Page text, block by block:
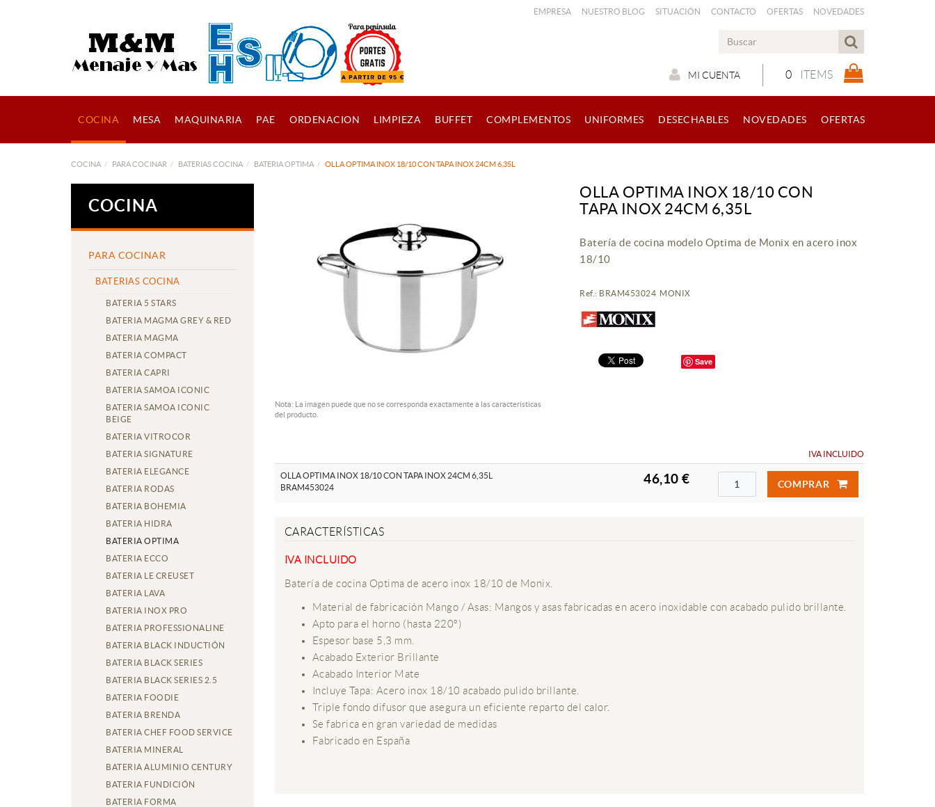
EMPRESA NUESTRO BLOG SITUACIÓN CONTACTO OFERTAS NOVEDADES
0 ITEMS
MI CUENTA
COCINA MESA MAQUINARIA PAE ORDENACION LIMPIEZA BUFFET COMPLEMENTOS UNIFORMES DESECHABLES NOVEDADES OFERTAS
COCINA PARA COCINAR BATERIAS COCINA BATERIA OPTIMA OLLA OPTIMA INOX 18/10 CON TAPA INOX 24CM 6,35L
COCINA
PARA COCINAR
BATERIAS COCINA
BATERIA 5 STARS
BATERIA MAGMA GREY & RED
BATERIA MAGMA
BATERIA COMPACT
BATERIA CAPRI
BATERIA SAMOA ICONIC
BATERIA SAMOA ICONIC
BEIGE
BATERIA VITROCOR
BATERIA SIGNATURE
BATERIA ELEGANCE
BATERIA RODAS
BATERIA BOHEMIA
BATERIA HIDRA
BATERIA OPTIMA
BATERIA ECCO
BATERIA LE CREUSET
BATERIA LAVA
BATERIA INOX PRO
BATERIA PROFESSIONALINE
BATERIA BLACK INDUCTIÓN
BATERIA BLACK SERIES
BATERIA BLACK SERIES 2.5
BATERIA FOODIE
BATERIA BRENDA
BATERIA CHEF FOOD SERVICE
BATERIA MINERAL
BATERIA ALUMINIO CENTURY
BATERIA FUNDICIÓN
BATERIA FORMA
Nota: La imagen puede que no se corresponda exactamente a las características
del producto.
OLLA OPTIMA INOX 18/10 CON
TAPA INOX 24CM 6,35L
Batería de cocina modelo Optima de Monix en acero inox
18/10
Ref.: BRAM453024 MONIX
Save
IVA INCLUIDO
OLLA OPTIMA INOX 18/10 CON TAPA INOX 24CM 6,35L
BRAM453024
46,10 € COMPRAR
CARACTERÍSTICAS
IVA INCLUIDO
Batería de cocina Optima de acero inox 18/10 de Monix.
Material de fabricación Mango / Asas: Mangos y asas fabricadas en acero inoxidable con acabado pulido brillante.
Apto para el horno (hasta 220º)
Espesor base 5,3 mm.
Acabado Exterior Brillante
Acabado Interior Mate
Incluye Tapa: Acero inox 18/10 acabado pulido brillante.
Triple fondo difusor que asegura un eficiente reparto del calor.
Se fabrica en gran variedad de medidas
Fabricado en España